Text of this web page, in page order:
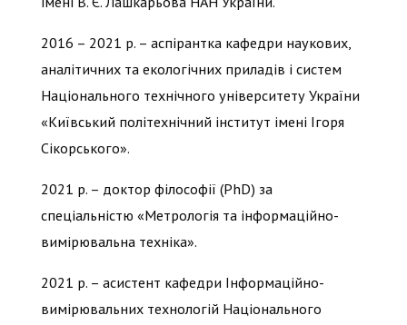
2016 – 2021 р. – аспірантка кафедри наукових,
аналітичних та екологічних приладів і систем
Національного технічного університету України
«Київський політехнічний інститут імені Ігоря
Сікорського».
2021 р. – доктор філософії (PhD) за
спеціальністю «Метрологія та інформаційно-
вимірювальна техніка».
2021 р. – асистент кафедри Інформаційно-
вимірювальних технологій Національного